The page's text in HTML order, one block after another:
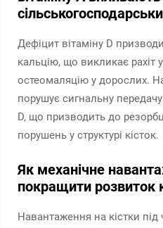
Дефіцит вітаміну D
кальцію, що викликає рахіт
остеомаляцію у дорослих.
порушує сигнальну
D, що призводить до
порушень у структурі кісток.
Як механічне
покращити розвиток
Навантаження на кістки під